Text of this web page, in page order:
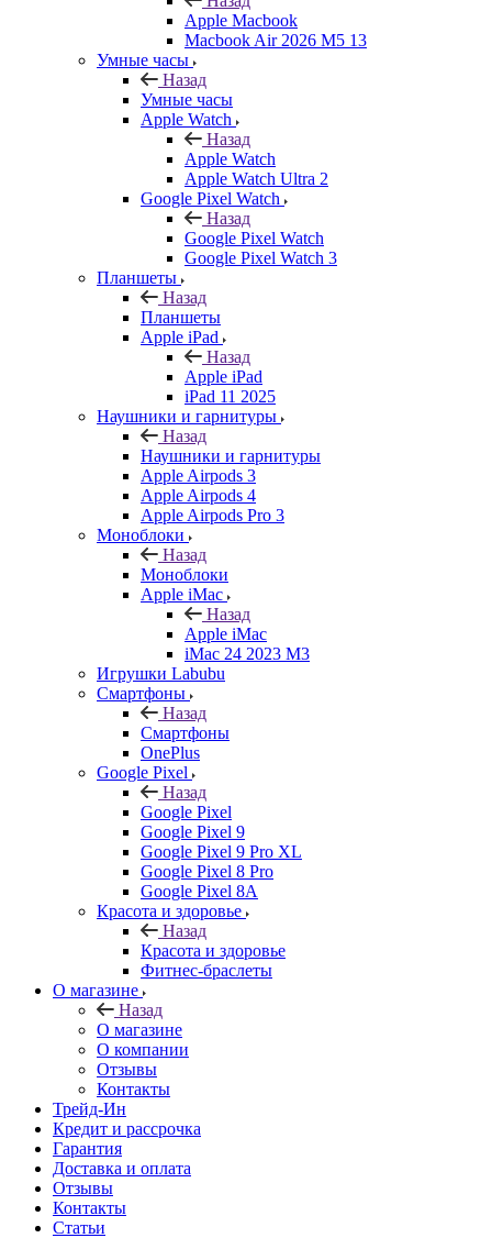
Apple Macbook
Macbook Air 2026 M5 13
Умные часы
Назад
Умные часы
Apple Watch
Назад
Apple Watch
Apple Watch Ultra 2
Google Pixel Watch
Назад
Google Pixel Watch
Google Pixel Watch 3
Планшеты
Назад
Планшеты
Apple iPad
Назад
Apple iPad
iPad 11 2025
Наушники и гарнитуры
Назад
Наушники и гарнитуры
Apple Airpods 3
Apple Airpods 4
Apple Airpods Pro 3
Моноблоки
Назад
Моноблоки
Apple iMac
Назад
Apple iMac
iMac 24 2023 M3
Игрушки Labubu
Смартфоны
Назад
Смартфоны
OnePlus
Google Pixel
Назад
Google Pixel
Google Pixel 9
Google Pixel 9 Pro XL
Google Pixel 8 Pro
Google Pixel 8A
Красота и здоровье
Назад
Красота и здоровье
Фитнес-браслеты
О магазине
Назад
О магазине
О компании
Отзывы
Контакты
Трейд-Ин
Кредит и рассрочка
Гарантия
Доставка и оплата
Отзывы
Контакты
Статьи